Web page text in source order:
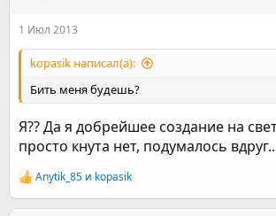
1 Июл 2013
kopasik написал(а):
Бить меня будешь?
Я?? Да я добрейшее создание на
просто кнута нет, подумалось
Р
е
Anytik_85 и kopasik